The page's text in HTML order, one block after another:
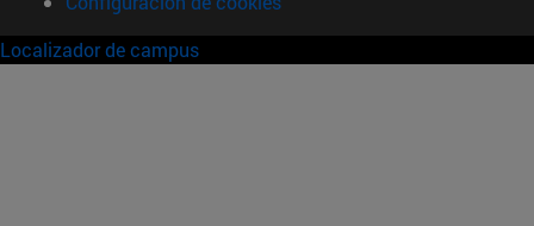
Localizador de campus